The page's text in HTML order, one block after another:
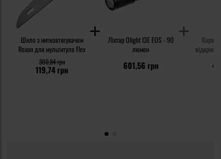
Шило з нитковтягувачем
Roxon для мультитула Flex
119,74 грн
300,84 грн
Ліхтар Olight I3E EOS - 90
люмен
601,56 грн